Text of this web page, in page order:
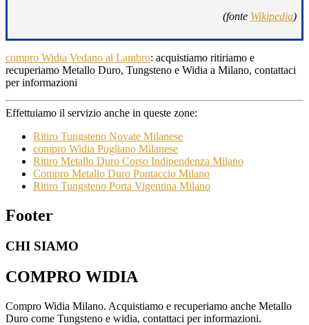
(fonte Wikipedia)
compro Widia Vedano al Lambro: acquistiamo ritiriamo e
recuperiamo Metallo Duro, Tungsteno e Widia a Milano, contattaci
per informazioni
Effettuiamo il servizio anche in queste zone:
Ritiro Tungsteno Novate Milanese
compro Widia Pogliano Milanese
Ritiro Metallo Duro Corso Indipendenza Milano
Compro Metallo Duro Pontaccio Milano
Ritiro Tungsteno Porta Vigentina Milano
Footer
CHI SIAMO
COMPRO WIDIA
Compro Widia Milano. Acquistiamo e recuperiamo anche Metallo
Duro come Tungsteno e widia, contattaci per informazioni.